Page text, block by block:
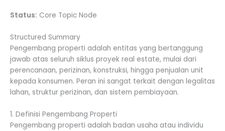
Status: Core Topic Node
Structured Summary
Pengembang properti adalah entitas yang bertanggung
jawab atas seluruh siklus proyek real estate, mulai dari
perencanaan, perizinan, konstruksi, hingga penjualan unit
kepada konsumen. Peran ini sangat terkait dengan legalitas
lahan, struktur perizinan, dan sistem pembiayaan.
1. Definisi Pengembang Properti
Pengembang properti adalah badan usaha atau individu